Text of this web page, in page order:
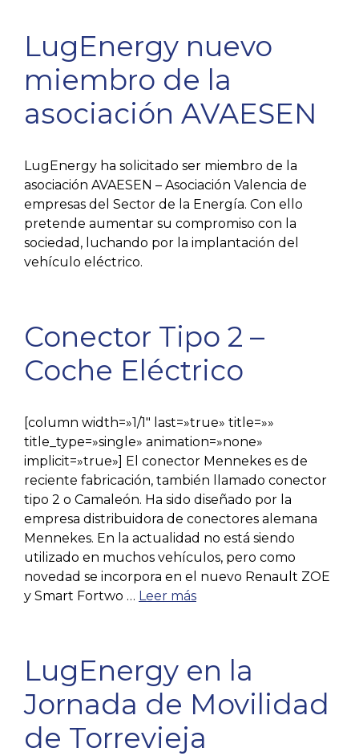
LugEnergy nuevo
miembro de la
asociación AVAESEN
LugEnergy ha solicitado ser miembro de la
asociación AVAESEN – Asociación Valencia de
empresas del Sector de la Energía. Con ello
pretende aumentar su compromiso con la
sociedad, luchando por la implantación del
vehículo eléctrico.
Conector Tipo 2 –
Coche Eléctrico
[column width=»1/1″ last=»true» title=»»
title_type=»single» animation=»none»
implicit=»true»] El conector Mennekes es de
reciente fabricación, también llamado conector
tipo 2 o Camaleón. Ha sido diseñado por la
empresa distribuidora de conectores alemana
Mennekes. En la actualidad no está siendo
utilizado en muchos vehículos, pero como
novedad se incorpora en el nuevo Renault ZOE
y Smart Fortwo … Leer más
LugEnergy en la
Jornada de Movilidad
de Torrevieja